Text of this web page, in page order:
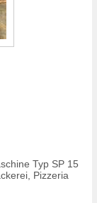
Typ SP 15
Pizzeria